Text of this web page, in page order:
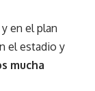
en el plan
el estadio y
mucha